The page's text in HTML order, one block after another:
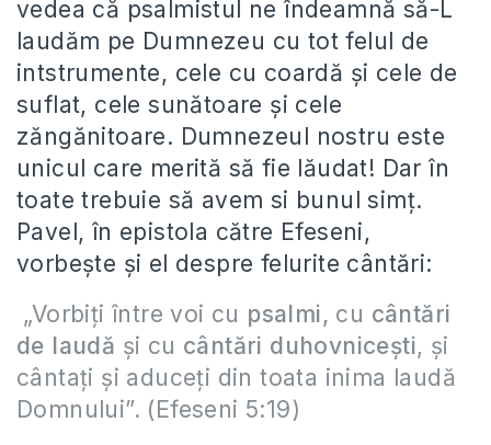
vedea că psalmistul ne îndeamnă să-L
laudăm pe Dumnezeu cu tot felul de
intstrumente, cele cu coardă și cele de
suflat, cele sunătoare și cele
zăngănitoare. Dumnezeul nostru este
unicul care merită să fie lăudat! Dar în
toate trebuie să avem si bunul simț.
Pavel, în epistola către Efeseni,
vorbește și el despre felurite cântări:
„Vorbiți între voi cu psalmi, cu cântări
de laudă și cu cântări duhovnicești, și
cântați și aduceți din toata inima laudă
Domnului”. (Efeseni 5:19)